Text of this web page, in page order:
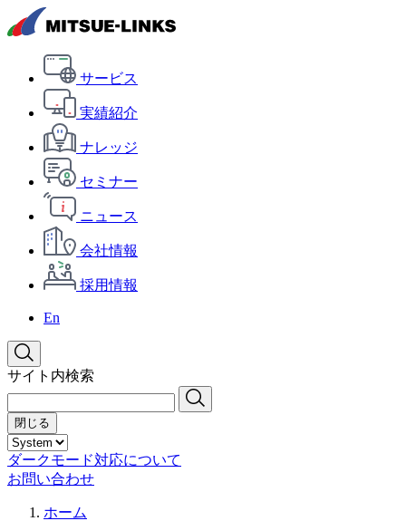
サービス
実績紹介
ナレッジ
セミナー
ニュース
会社情報
採用情報
En
サイト内検索
閉じる
ダークモード対応について
お問い合わせ
ホーム